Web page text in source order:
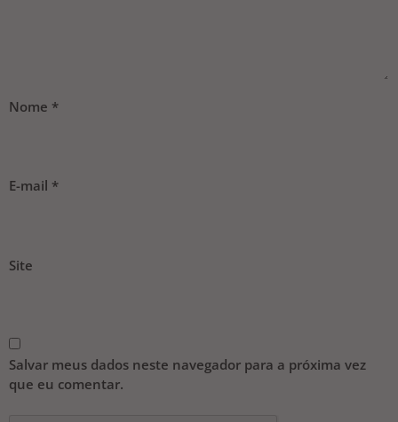
Nome *
E-mail *
Site
Salvar meus dados neste navegador para a próxima vez
que eu comentar.